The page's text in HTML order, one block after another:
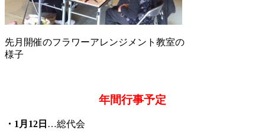
先月開催のフラワーアレンジメント教室の
様子
年間行事予定
・1月12日 …総代会